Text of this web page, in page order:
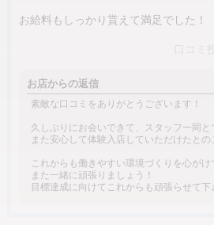
お給料もしっかり貰えて満足でした！
お店からの返信
素敵な口コミをありがとうございます！
久しぶりにお会いできて、スタッフ一同と
また安心して体験入店していただけたとの
これからも働きやすい環境づくりを心が
また一緒に頑張りましょう！
目標達成に向けてこれからも頑張らせて下